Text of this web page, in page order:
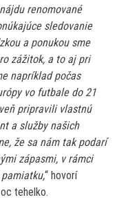
renomované
sledovanie
a ponukou sme
zážitok, a to aj pri
napríklad počas
vo futbale do 21
pripravili vlastnú
a služby našich
že sa nám tak podarí
zápasmi, v rámci
“ hovorí
tehelko.